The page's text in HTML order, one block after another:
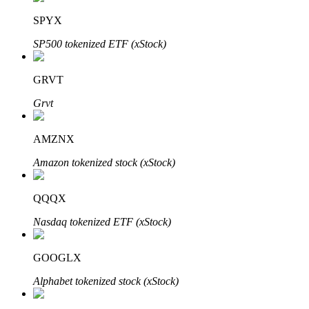
Блокировки BTR
Сервис заимствований, обеспеченных криптовалютой
SPYX
SP500 tokenized ETF (xStock)
GRVT
Grvt
AMZNX
Amazon tokenized stock (xStock)
QQQX
Nasdaq tokenized ETF (xStock)
GOOGLX
Alphabet tokenized stock (xStock)